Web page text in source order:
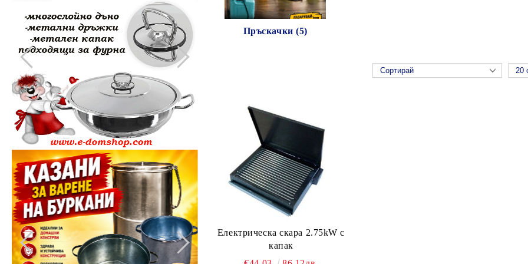
Пръскачки (5)
Електрическа скара 2.75kW с
капак